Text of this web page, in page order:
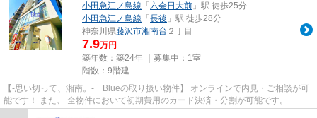
小田急江ノ島線 「 六会日大前 」駅 徒歩25分
小田急江ノ島線 「 長後 」駅 徒歩28分
神奈川県藤沢市湘南台 ２丁目
7.9万円
築年数：築24年 ｜募集中： 1室
階数：9階建
【-思い切って、湘南。- Blueの取り扱い物件】 オンラインで内見・ご相談が可
能です！ また、 全物件において初期費用のカード決済・分割が可能です。